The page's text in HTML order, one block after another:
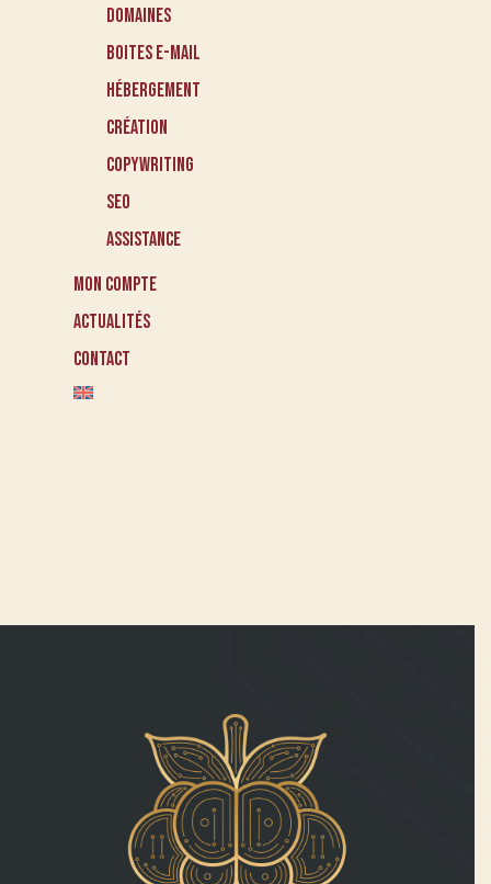
Domaines
Boites e-mail
Hébergement
Création
CopyWriting
SEO
Assistance
Mon compte
Actualités
Contact